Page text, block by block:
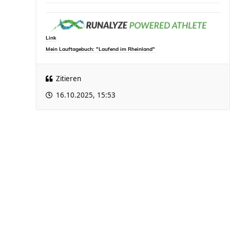
Link
Mein Lauftagebuch: "Laufend im Rheinland"
Zitieren
16.10.2025, 15:53